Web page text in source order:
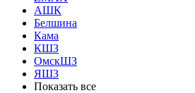
АШК
Белшина
Кама
КШЗ
ОмскШЗ
ЯШЗ
Показать все